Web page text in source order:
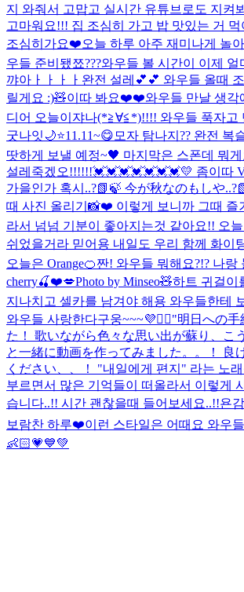
지 와줘서 고맙고 실시간 유튜브로도 지켜
고마워요!!! 집 조심히 가고 밥 맛있는 거 먹
조심히가요❤️오늘 하루 아주 재미나게 놀
우들 준비됐쬬???와우들 볼 시간이 이제
꺄아ㅏㅏㅏㅏ완전 설레💕💕 와우들 올때
릴게요 :)🧸이따 봐요❤️❤️와우들 만날 생각
디어 오늘이쟈나(*≧∀≦*)!!!! 와우들 푹자고
굿나잇🌙⭐️11.11~😋 모자 탐나지?? 완전 복
땃하게 보낼 예정~🖤 마지막은 스폰데 뭐
설레죽겠오!!!!!!💓💓💓💓💓💓💓💛 좀이따
가을인가 혹시..?📗🍃 今が秋なのもしや
때 사진 올리기📸❤️ 이렇게 보니까 그때 즐
라서 넘넘 기분이 좋아지는것 같아요!! 오
쉬었을거라 믿어용 내일도 우리 함께 화이
오늘은 Orange🍊짠! 와우들 뭐해요?!? 나랑
cherry🍒❤️💋Photo by Minseo🧸하트 귀걸이
지나치고 셀카를 남겨야 해용 와우들한테
와우들 사랑한다구웅~~~💜🙆‍♀️"明日への手
た！ 歌いながら色々な思い出が蘇り、こ
と一緒に動画を作ってみました。。！ 良
ください、、！ "내일에게 편지" 라는 노
부르면서 많은 기억들이 떠올라서 이렇게
습니다..!! 시간 괜찮을때 들어보세요..!!욘
보람찬 하루❤️이런 스타일은 어때요 와우
👶🏻💗💙💚